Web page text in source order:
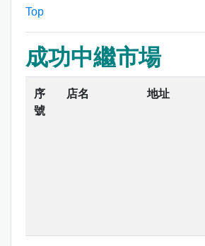
Top
成功中繼市場
序
號
店名 地址